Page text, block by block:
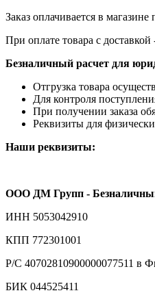
Заказ оплачивается в
При оплате товара с
Безналичный расчет для
Отгрузка товара
Для контроля
При получении заказа
Реквизиты для
Наши реквизиты:
ООО ДМ Групп -
ИНН 5053042910
КПП 772301001
Р/С 40702810900000077511
БИК 044525411